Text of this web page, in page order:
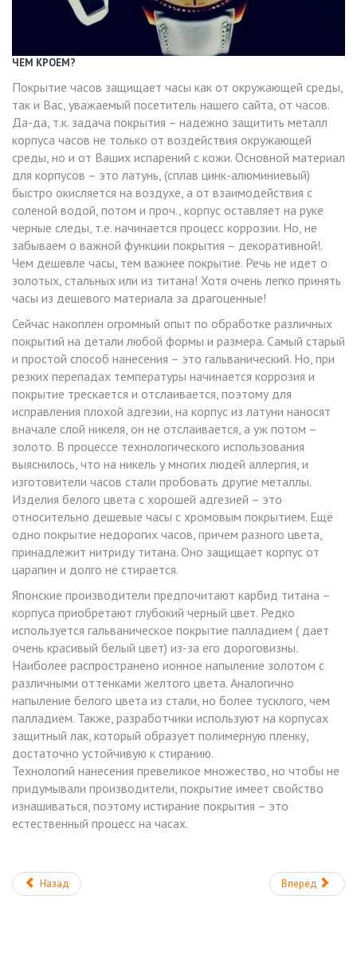
ЧЕМ КРОЕМ?
Покрытие часов защищает часы как от окружающей среды,
так и Вас, уважаемый посетитель нашего сайта, от часов.
Да-да, т.к. задача покрытия – надежно защитить металл
корпуса часов не только от воздействия окружающей
среды, но и от Ваших испарений с кожи. Основной материал
для корпусов – это латунь, (сплав цинк-алюминиевый)
быстро окисляется на воздухе, а от взаимодействия с
соленой водой, потом и проч., корпус оставляет на руке
черные следы, т.е. начинается процесс коррозии. Но, не
забываем о важной функции покрытия – декоративной!.
Чем дешевле часы, тем важнее покрытие. Речь не идет о
золотых, стальных или из титана! Хотя очень легко принять
часы из дешевого материала за драгоценные!
Сейчас накоплен огромный опыт по обработке различных
покрытий на детали любой формы и размера. Самый старый
и простой способ нанесения – это гальванический. Но, при
резких перепадах температуры начинается коррозия и
покрытие трескается и отслаивается, поэтому для
исправления плохой адгезии, на корпус из латуни наносят
вначале слой никеля, он не отслаивается, а уж потом –
золото. В процессе технологического использования
выяснилось, что на никель у многих людей аллергия, и
изготовители часов стали пробовать другие металлы.
Изделия белого цвета с хорошей адгезией – это
относительно дешевые часы с хромовым покрытием. Ещё
одно покрытие недорогих часов, причем разного цвета,
принадлежит нитриду титана. Оно защищает корпус от
царапин и долго не стирается.
Японские производители предпочитают карбид титана –
корпуса приобретают глубокий черный цвет. Редко
используется гальваническое покрытие палладием ( дает
очень красивый белый цвет) из-за его дороговизны.
Наиболее распространено ионное напыление золотом с
различными оттенками желтого цвета. Аналогично
напыление белого цвета из стали, но более тусклого, чем
палладием. Также, разработчики используют на корпусах
защитный лак, который образует полимерную пленку,
достаточно устойчивую к стиранию.
Технологий нанесения превеликое множество, но чтобы не
придумывали производители, покрытие имеет свойство
изнашиваться, поэтому истирание покрытия – это
естественный процесс на часах.
Назад Вперед